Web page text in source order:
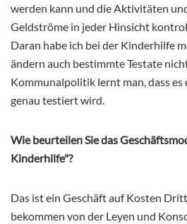
werden kann und die Aktivitäten
Geldströme in jeder Hinsicht
Daran habe ich bei der Kinderhilfe
ändern auch bestimmte Testate
Kommunalpolitik lernt man, dass es
genau testiert wird.
Wie beurteilen Sie das
Kinderhilfe"?
Das ist ein Geschäft auf Kosten
bekommen von der Leyen und